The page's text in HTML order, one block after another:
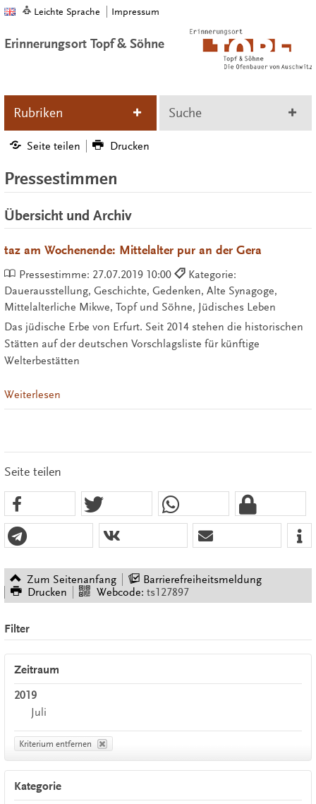
Leichte Sprache Impressum
Erinnerungsort Topf & Söhne
Rubriken Suche
Seite teilen Drucken
Pressestimmen
Übersicht und Archiv
taz am Wochenende: Mittelalter pur an der Gera
Pressestimme: 27.07.2019 10:00
Kategorie:
Dauerausstellung, Geschichte, Gedenken, Alte Synagoge,
Mittelalterliche Mikwe, Topf und Söhne, Jüdisches Leben
Das jüdische Erbe von Erfurt. Seit 2014 stehen die historischen
Stätten auf der deutschen Vorschlagsliste für künftige
Welterbestätten
Weiterlesen
Seite teilen
Zum Seitenanfang
Barrierefreiheitsmeldung
Drucken
Webcode: ts127897
Filter
Zeitraum
2019
Juli
Kriterium entfernen
Kategorie